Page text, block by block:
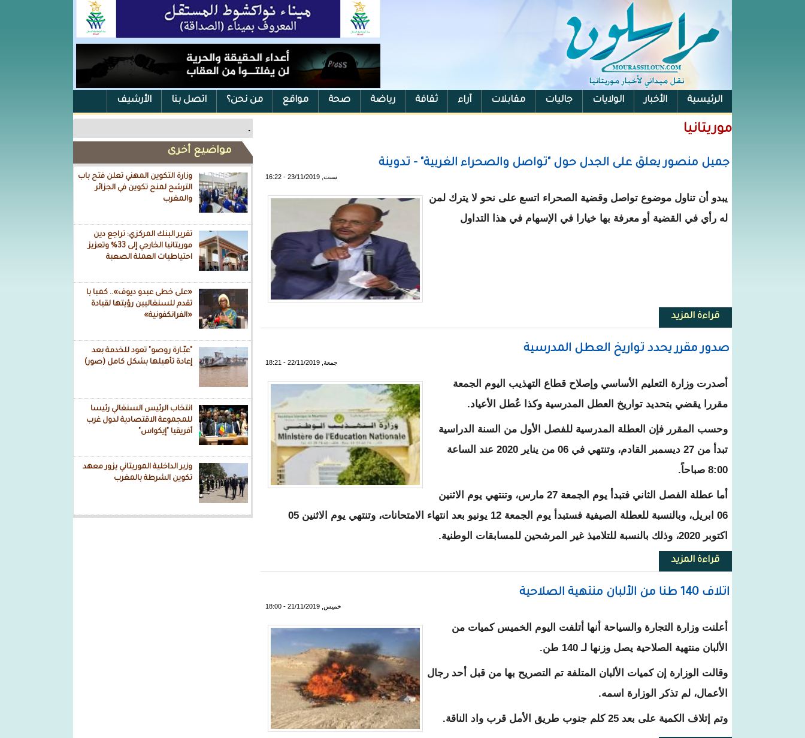
الرئيسية الأخبار الولايات جاليات مقابلات آراء ثقافة رياضة صحة مواقع من نحن؟ اتصل بنا الأرشيف
الفيس بوك .
مواضيع أخرى
وزارة التكوين المهني تعلن فتح باب
الترشح لمنح تكوين في الجزائر
والمغرب
تقرير البنك المركزي: تراجع دين
موريتانيا الخارجي إلى 33% وتعزيز
احتياطيات العملة الصعبة
«على خطى عبدو ديوف».. كمبا با
تقدم للسنغاليين رؤيتها لقيادة
«الفرانكفونية»
"عبّـارة روصو" تعود للخدمة بعد
إعادة تأهيلها بشكل كامل (صور)
انتخاب الرئيس السنغالي رئيسا
للمجموعة الاقتصادية لدول غرب
أفريقيا "إيكواس"
وزير الداخلية الموريتاني يزور معهد
تكوين الشرطة بالمغرب
موريتانيا
جميل منصور يعلق على الجدل حول "تواصل والصحراء الغربية" - تدوينة
سبت, 23/11/2019 - 16:22
يبدو أن تناول موضوع تواصل وقضية الصحراء اتسع على نحو لا يترك لمن
له رأي في القضية أو معرفة بها خيارا في الإسهام في هذا التداول
قراءة المزيدحول جميل منصور يعلق على الجدل حول "تواصل والصحراء الغربية" - تدوينة
صدور مقرر يحدد تواريخ العطل المدرسية
جمعة, 22/11/2019 - 18:21
أصدرت وزارة التعليم الأساسي وإصلاح قطاع التهذيب اليوم الجمعة
مقررا يقضي بتحديد تواريخ العطل المدرسية وكذا عُطل الأعياد.
وحسب المقرر فإن العطلة المدرسية للفصل الأول من السنة الدراسية
تبدأ من 27 ديسمبر القادم، وتنتهي في 06 من يناير 2020 عند الساعة
8:00 صباحاً.
أما عطلة الفصل الثاني فتبدأ يوم الجمعة 27 مارس، وتنتهي يوم الاثنين
06 ابريل، وبالنسبة للعطلة الصيفية فستبدأ يوم الجمعة 12 يونيو بعد انتهاء الامتحانات، وتنتهي يوم الاثنين 05
اكتوبر 2020، وذلك بالنسبة للتلاميذ غير المرشحين للمسابقات الوطنية.
قراءة المزيدحول صدور مقرر يحدد تواريخ العطل المدرسية
اتلاف 140 طنا من الألبان منتهية الصلاحية
خميس, 21/11/2019 - 18:00
أعلنت وزارة التجارة والسياحة أنها أتلفت اليوم الخميس كميات من
الألبان منتهية الصلاحية يصل وزنها لـ 140 طن.
وقالت الوزارة إن كميات الألبان المتلفة تم التصريح بها من قبل أحد رجال
الأعمال، لم تذكر الوزارة اسمه.
وتم إتلاف الكمية على بعد 25 كلم جنوب طريق الأمل قرب واد الناقة.